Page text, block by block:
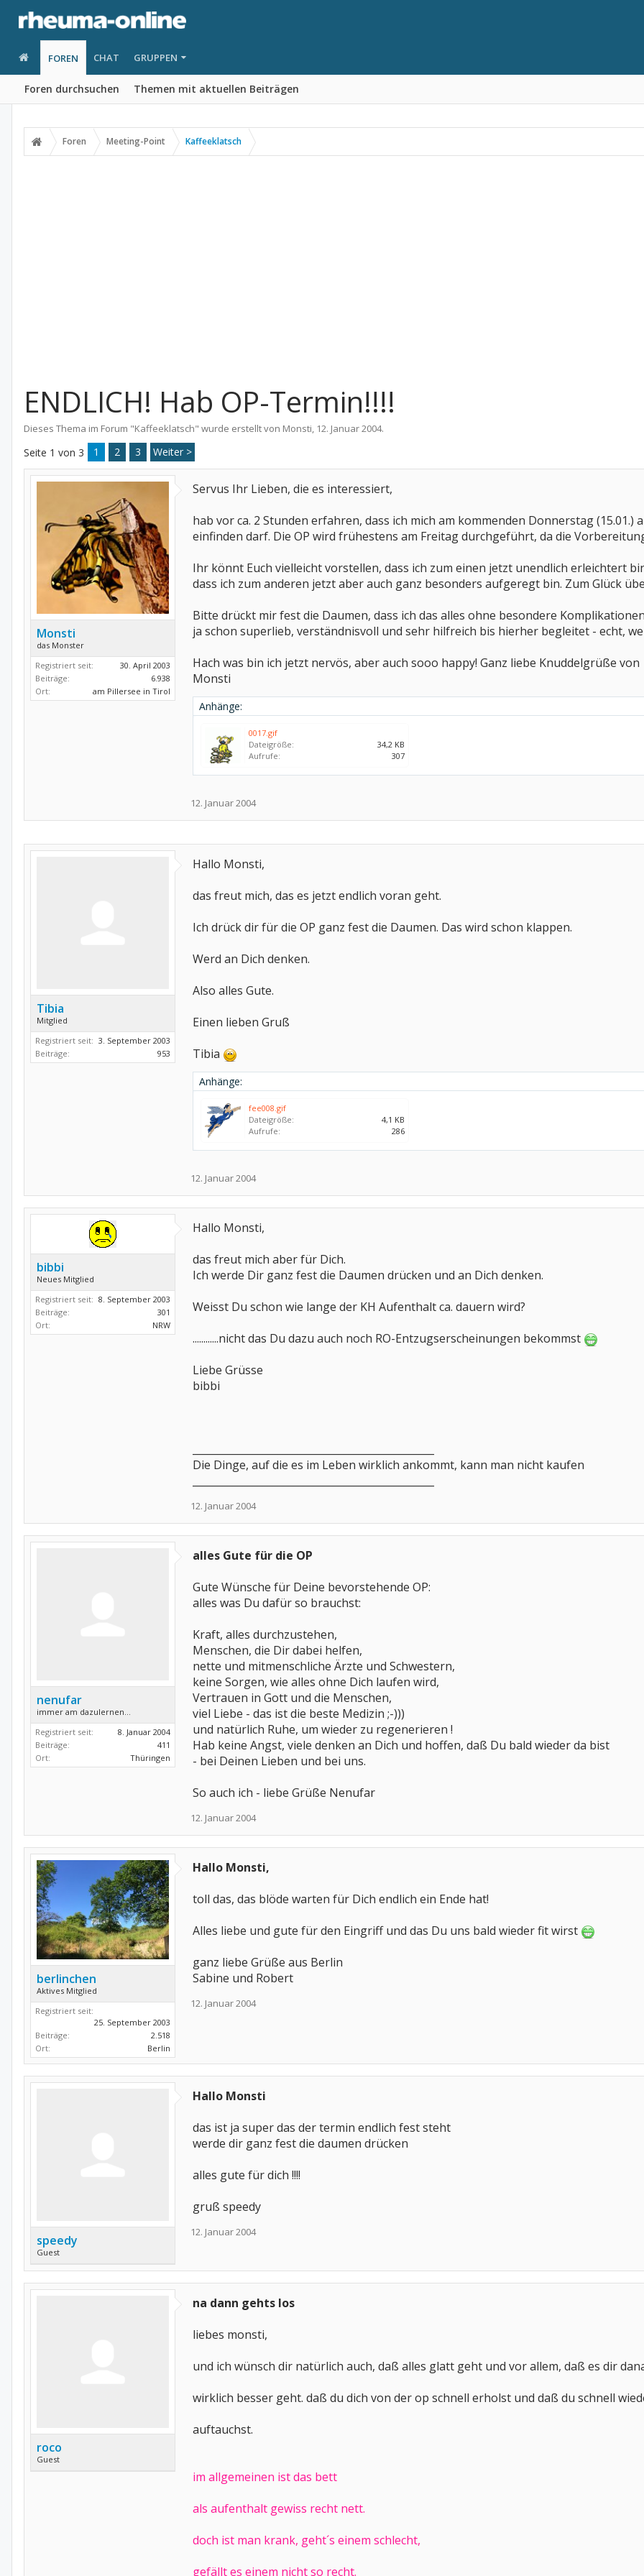
FOREN
Foren durchsuchen Themen mit aktuellen Beiträgen
CHAT GRUPPEN
Foren Meeting-Point Kaffeeklatsch
ENDLICH! Hab OP-Termin!!!!
Dieses Thema im Forum "Kaffeeklatsch" wurde erstellt von Monsti, 12. Januar 2004.
Seite 1 von 3 1 2 3 Weiter >
Monsti
das Monster
Registriert seit:
30. April 2003
Beiträge:
6.938
Ort:
am Pillersee in Tirol
Servus Ihr Lieben, die es interessiert,
hab vor ca. 2 Stunden erfahren, dass ich mich am kommenden Donnerstag
einfinden darf. Die OP wird frühestens am Freitag durchgeführt, da die
Ihr könnt Euch vielleicht vorstellen, dass ich zum einen jetzt unendlich erleichtert
dass ich zum anderen jetzt aber auch ganz besonders aufgeregt bin. Zum Glück
Bitte drückt mir fest die Daumen, dass ich das alles ohne besondere
ja schon superlieb, verständnisvoll und sehr hilfreich bis hierher begleitet - echt,
Hach was bin ich jetzt nervös, aber auch sooo happy! Ganz liebe Knuddelgrüße von
Monsti
Anhänge:
0017.gif
Dateigröße:
34,2 KB
Aufrufe:
307
12. Januar 2004
Tibia
Mitglied
Registriert seit: 3. September 2003
Beiträge:
953
Hallo Monsti,
das freut mich, das es jetzt endlich voran geht.
Ich drück dir für die OP ganz fest die Daumen. Das wird schon klappen.
Werd an Dich denken.
Also alles Gute.
Einen lieben Gruß
Tibia
Anhänge:
fee008.gif
Dateigröße:
4,1 KB
Aufrufe:
286
12. Januar 2004
bibbi
Neues Mitglied
Registriert seit: 8. September 2003
Beiträge:
301
Ort:
NRW
Hallo Monsti,
das freut mich aber für Dich.
Ich werde Dir ganz fest die Daumen drücken und an Dich denken.
Weisst Du schon wie lange der KH Aufenthalt ca. dauern wird?
............nicht das Du dazu auch noch RO-Entzugserscheinungen bekommst
Liebe Grüsse
bibbi
Die Dinge, auf die es im Leben wirklich ankommt, kann man nicht kaufen
12. Januar 2004
nenufar
immer am dazulernen...
Registriert seit:
8. Januar 2004
Beiträge:
411
Ort:
Thüringen
alles Gute für die OP
Gute Wünsche für Deine bevorstehende OP:
alles was Du dafür so brauchst:
Kraft, alles durchzustehen,
Menschen, die Dir dabei helfen,
nette und mitmenschliche Ärzte und Schwestern,
keine Sorgen, wie alles ohne Dich laufen wird,
Vertrauen in Gott und die Menschen,
viel Liebe - das ist die beste Medizin ;-)))
und natürlich Ruhe, um wieder zu regenerieren !
Hab keine Angst, viele denken an Dich und hoffen, daß Du bald wieder da bist
- bei Deinen Lieben und bei uns.
So auch ich - liebe Grüße Nenufar
12. Januar 2004
berlinchen
Aktives Mitglied
Registriert seit:
25. September 2003
Beiträge:
2.518
Ort:
Berlin
Hallo Monsti,
toll das, das blöde warten für Dich endlich ein Ende hat!
Alles liebe und gute für den Eingriff und das Du uns bald wieder fit wirst
ganz liebe Grüße aus Berlin
Sabine und Robert
12. Januar 2004
speedy
Guest
Hallo Monsti
das ist ja super das der termin endlich fest steht
werde dir ganz fest die daumen drücken
alles gute für dich !!!!
gruß speedy
12. Januar 2004
roco
Guest
na dann gehts los
liebes monsti,
und ich wünsch dir natürlich auch, daß alles glatt geht und vor allem, daß es dir
wirklich besser geht. daß du dich von der op schnell erholst und daß du schnell
auftauchst.
im allgemeinen ist das bett
als aufenthalt gewiss recht nett.
doch ist man krank, geht´s einem schlecht,
gefällt es einem nicht so recht.